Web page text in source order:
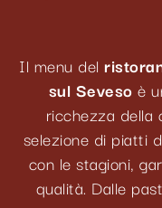
Il menu del
sul Seveso è
ricchezza della
selezione di piatti
con le stagioni,
qualità. Dalle